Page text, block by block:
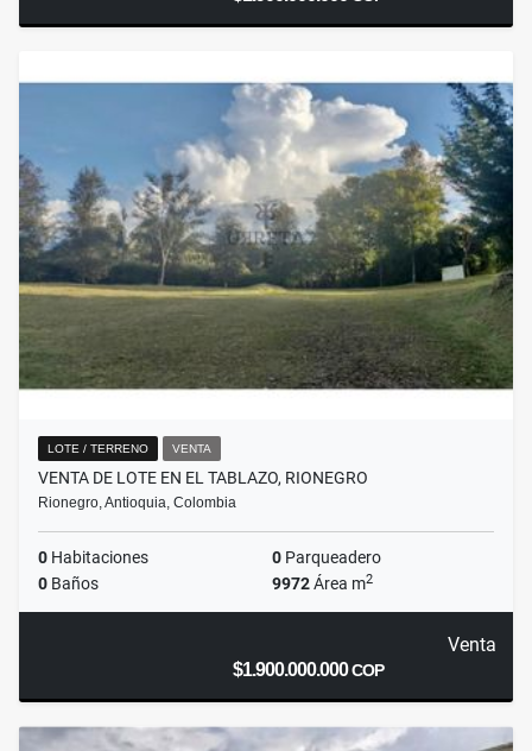
LOTE / TERRENO VENTA
VENTA DE LOTE EN EL TABLAZO, RIONEGRO
Rionegro, Antioquia, Colombia
0 Habitaciones 0 Parqueadero
0 Baños 9972Área m2
Venta
$1.900.000.000COP